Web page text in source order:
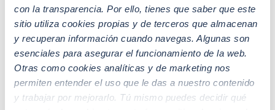
con la transparencia. Por ello, tienes que saber que este
sitio utiliza cookies propias y de terceros que almacenan
y recuperan información cuando navegas. Algunas son
esenciales para asegurar el funcionamiento de la web.
Otras como cookies analíticas y de marketing nos
permiten entender el uso que le das a nuestro contenido
y trabajar por mejorarlo. Tú mismo puedes decidir qué
Dentro del ordenamiento de nuestro país, el Instituto de
Contabilidad y Auditoría de Cuentas, ICAC, es el
organismo adscrito al Ministerio de Asuntos Económicos
específicamente encargado de transponer la CSRD en
España desde diciembre de 2022. Entre los trabajos
preparatorios de la transposición, destaca la consulta
pública previa que se realizó para recoger las